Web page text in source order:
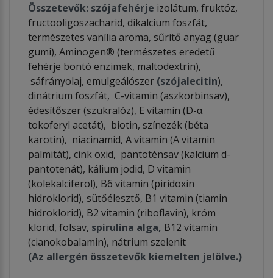
Összetevők: szójafehérje izolátum, fruktóz,
fructooligoszacharid, dikalcium foszfát,
természetes vanília aroma, sűrítő anyag (guar
gumi), Aminogen® (természetes eredetű
fehérje bontó enzimek, maltodextrin),
sáfrányolaj, emulgeálószer (szójalecitin),
dinátrium foszfát, C-vitamin (aszkorbinsav),
édesítőszer (szukralóz), E vitamin (D-α
tokoferyl acetát), biotin, színezék (béta
karotin), niacinamid, A vitamin (A vitamin
palmitát), cink oxid, pantoténsav (kalcium d-
pantotenát), kálium jodid, D vitamin
(kolekalciferol), B6 vitamin (piridoxin
hidroklorid), sütőélesztő, B1 vitamin (tiamin
hidroklorid), B2 vitamin (riboflavin), króm
klorid, folsav, spirulina alga, B12 vitamin
(cianokobalamin), nátrium szelenit
(Az allergén összetevők kiemelten jelölve.)